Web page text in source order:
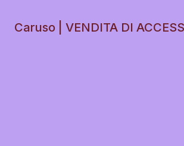
Caruso | VENDITA DI